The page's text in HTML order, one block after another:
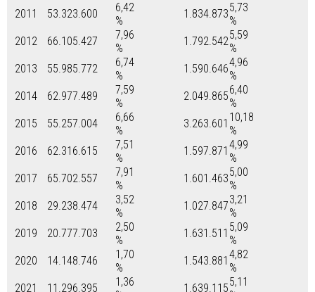
2011
53.323.600
6,42
%
1.834.8735,73
%
2012
66.105.427
7,96
%
1.792.5425,59
%
2013
55.985.772
6,74
%
1.590.6464,96
%
2014
62.977.489
7,59
%
2.049.8656,40
%
2015
55.257.004
6,66
%
3.263.601 10,18
%
2016
62.316.615
7,51
%
1.597.871 4,99
%
2017
65.702.557
7,91
%
1.601.4635,00
%
2018
29.238.474
3,52
%
1.027.8473,21
%
2019
20.777.703
2,50
%
1.631.511 5,09
%
2020
14.148.746
1,70
%
1.543.881 4,82
%
2021
11.296.395
1,36
1.639.1155,11